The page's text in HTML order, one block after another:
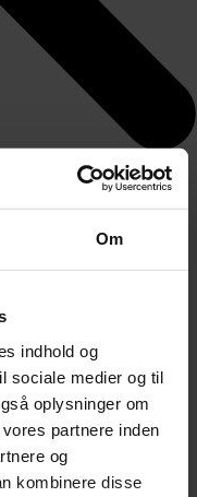
Om
indhold og
sociale medier og til
oplysninger om
partnere inden
og
kombinere disse